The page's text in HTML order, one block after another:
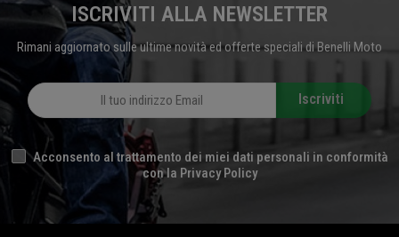
ISCRIVITI ALLA NEWSLETTER
Rimani aggiornato sulle ultime novità ed offerte speciali di Benelli Moto
Iscriviti
Acconsento al trattamento dei miei dati personali in conformità
con la Privacy Policy